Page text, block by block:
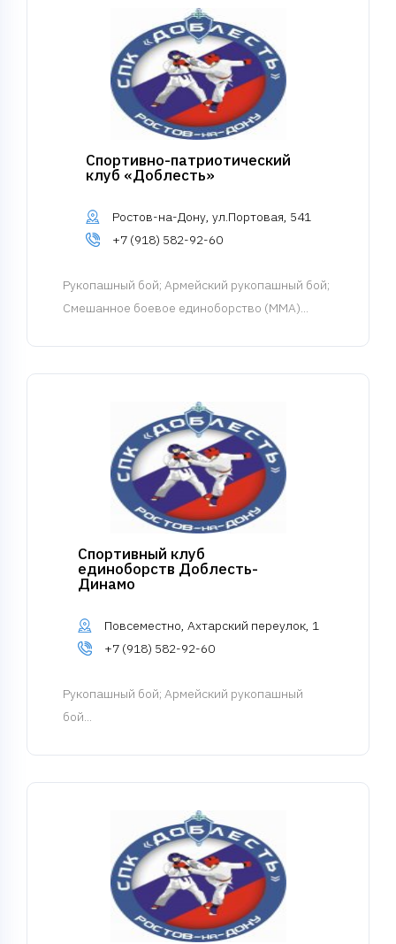
Спортивно-патриотический
клуб «Доблесть»
Ростов-на-Дону, ул.Портовая, 541
+7 (918) 582-92-60
Рукопашный бой; Армейский рукопашный бой;
Смешанное боевое единоборство (MMA)...
Спортивный клуб
единоборств Доблесть-
Динамо
Повсеместно, Ахтарский переулок, 1
+7 (918) 582-92-60
Рукопашный бой; Армейский рукопашный
бой...